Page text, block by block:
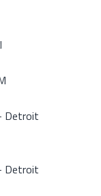
Detroit
Detroit